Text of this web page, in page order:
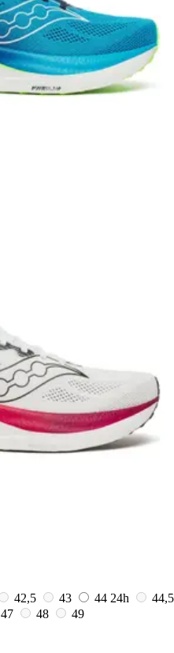
42,5 43 44 24h
44,5
47 48
49